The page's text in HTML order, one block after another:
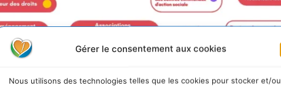
Gérer le consentement aux cookies
Nous utilisons des technologies telles que les cookies pour stocker et/ou